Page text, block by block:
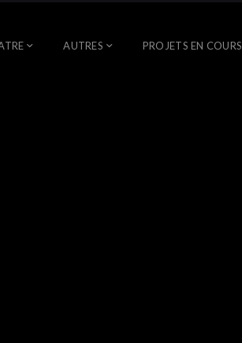
AUTRES PROJETS EN COURS